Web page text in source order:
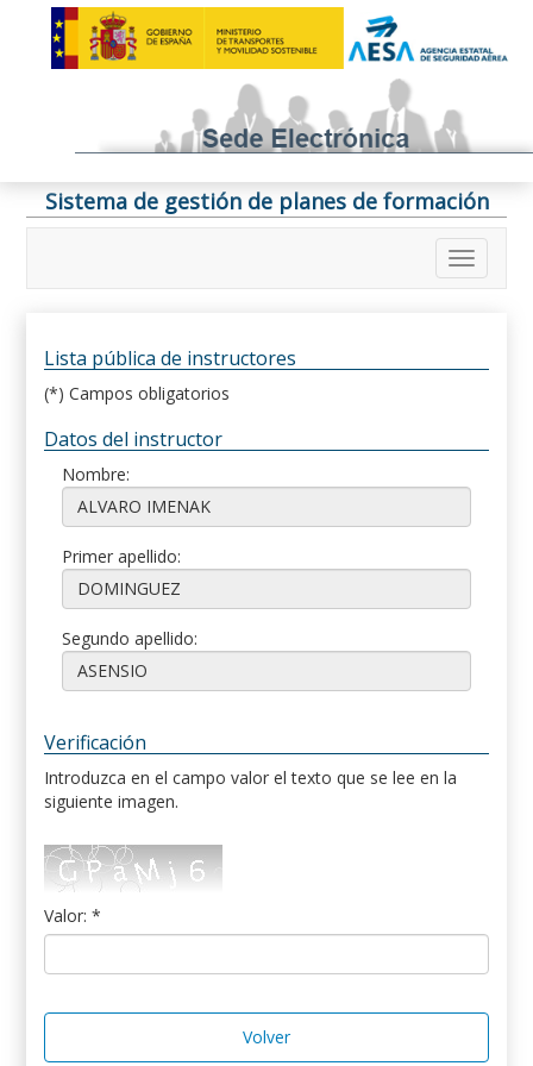
Sistema de gestión de planes de formación
Lista pública de instructores
(*) Campos obligatorios
Datos del instructor
Nombre:
Primer apellido:
Segundo apellido:
Verificación
Introduzca en el campo valor el texto que se lee en la
siguiente imagen.
Valor: *
Volver